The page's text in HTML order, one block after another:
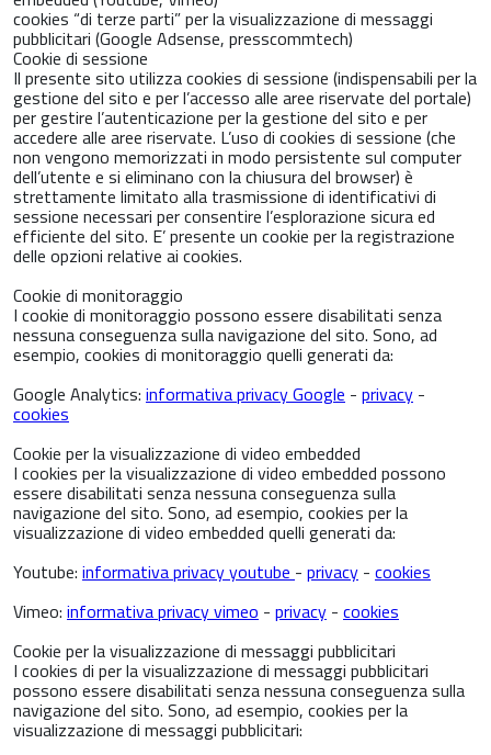
cookies “di terze parti” per la visualizzazione di messaggi
pubblicitari (Google Adsense, presscommtech)
Cookie di sessione
Il presente sito utilizza cookies di sessione (indispensabili per la
gestione del sito e per l’accesso alle aree riservate del portale)
per gestire l’autenticazione per la gestione del sito e per
accedere alle aree riservate. L’uso di cookies di sessione (che
non vengono memorizzati in modo persistente sul computer
dell’utente e si eliminano con la chiusura del browser) è
strettamente limitato alla trasmissione di identificativi di
sessione necessari per consentire l’esplorazione sicura ed
efficiente del sito. E’ presente un cookie per la registrazione
delle opzioni relative ai cookies.
Cookie di monitoraggio
I cookie di monitoraggio possono essere disabilitati senza
nessuna conseguenza sulla navigazione del sito. Sono, ad
esempio, cookies di monitoraggio quelli generati da:
Google Analytics: informativa privacy Google - privacy -
cookies
Cookie per la visualizzazione di video embedded
I cookies per la visualizzazione di video embedded possono
essere disabilitati senza nessuna conseguenza sulla
navigazione del sito. Sono, ad esempio, cookies per la
visualizzazione di video embedded quelli generati da:
Youtube: informativa privacy youtube - privacy - cookies
Vimeo: informativa privacy vimeo - privacy - cookies
Cookie per la visualizzazione di messaggi pubblicitari
I cookies di per la visualizzazione di messaggi pubblicitari
possono essere disabilitati senza nessuna conseguenza sulla
navigazione del sito. Sono, ad esempio, cookies per la
visualizzazione di messaggi pubblicitari: